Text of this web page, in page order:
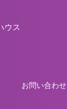
ウス
お問い合わせ